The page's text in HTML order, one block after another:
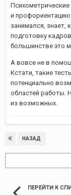
и профориентацию
занимался, знает,
подготовку
большинстве это
А вовсе не в
Кстати, такие
потенциально
областей работы.
из возможных.
НАЗАД
ПЕРЕЙТИ К